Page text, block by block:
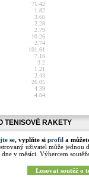
71.42
1.82
3.66
2.28
2.79
10.26
2.74
101.61
7.16
3.2
1.21
2.43
26.05
4.39
4.84
TENISOVÉ RAKETY
se, vyplňte si profil a
uživatel může jednou
v měsíci. Výhercem
Losovat soutěž o